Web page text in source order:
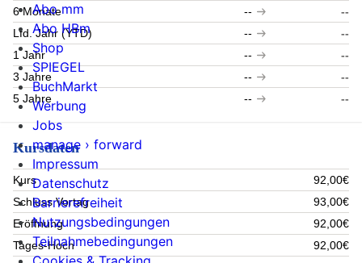
6 Monate
--
--
Lfd. Jahr (YTD)
--
--
1 Jahr
--
--
3 Jahre
--
--
5 Jahre
-- --
Kursdaten
Kurs
92,00€
Schluss Vortag
93,00€
Eröffnung
92,00€
Tages-Hoch
92,00€
Abo mm
Abo HBm
Shop
SPIEGEL
BuchMarkt
Werbung
Jobs
manage › forward
Impressum
Datenschutz
Barrierefreiheit
Nutzungsbedingungen
Teilnahmebedingungen